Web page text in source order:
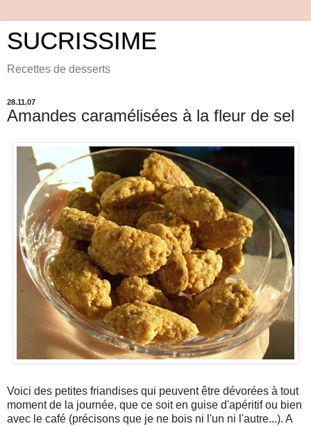
SUCRISSIME
Recettes de desserts
28.11.07
Amandes caramélisées à la fleur de sel
Voici des petites friandises qui peuvent être dévorées à tout
moment de la journée, que ce soit en guise d'apéritif ou bien
avec le café (précisons que je ne bois ni l'un ni l'autre...). A